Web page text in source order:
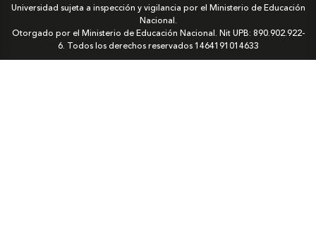
Universidad sujeta a inspección y vigilancia por el Ministerio de Educación
Nacional.
Otorgado por el Ministerio de Educación Nacional. Nit UPB: 890.902.922-
6. Todos los derechos reservados1464191014633